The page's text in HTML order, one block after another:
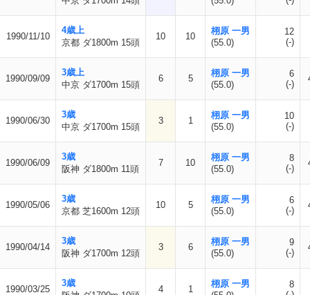
1990/11/10
4歳上
京都 ダ1800m 15頭
10 10
栩原 一男
(55.0)
12
(-)
1990/09/09
3歳上
中京 ダ1700m 15頭
6 5
栩原 一男
(55.0)
6
(-)
1990/06/30
3歳
中京 ダ1700m 15頭
3 1
栩原 一男
(55.0)
10
(-)
1990/06/09
3歳
阪神 ダ1800m 11頭
7 10
栩原 一男
(55.0)
8
(-)
1990/05/06
3歳
京都 芝1600m 12頭
10 5
栩原 一男
(55.0)
6
(-)
1990/04/14
3歳
阪神 ダ1700m 12頭
3 6
栩原 一男
(55.0)
9
(-)
1990/03/25
3歳
4 1
栩原 一男
8